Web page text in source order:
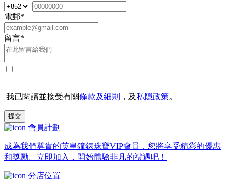
電郵*
留言*
我已閱讀並接受有關條款及細則 ，及私隱政策。
提交
會員計劃
成為我們尊貴的英皇鐘錶珠寶VIP會員，您將享受精彩的優惠
和獎勵。立即加入，開始體驗非凡的禮遇吧！
分店位置